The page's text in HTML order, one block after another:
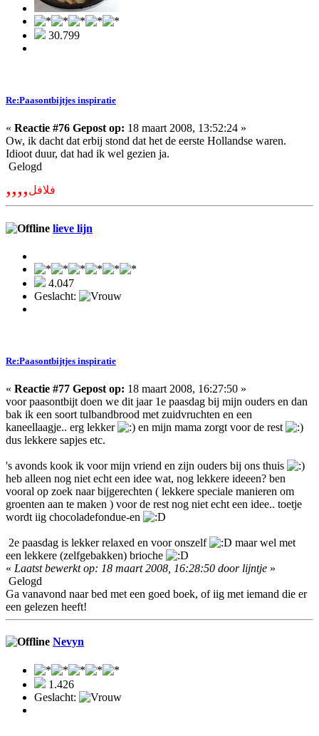
30.799
Re:Paasontbijtjes inspiratie
« Reactie #76 Gepost op: 18 maart 2008, 13:52:24 »
Ow, ik dacht dat erbij stond dat het de eerste Hollandse waren.
Idioot duur, dat had ik wel gezien ja.
Gelogd
,,,,فلافل
lieve lijn
4.047
Geslacht:
Re:Paasontbijtjes inspiratie
« Reactie #77 Gepost op: 18 maart 2008, 16:27:50 »
voor paasontbijt doen we dit jaar 1e paasdag bij mijn ouders en dan
bak ik een soort tulbandbrood met zuidvruchten en een
kaneellaagje.. erg lekker
en mijn mama zorgt voor de rest
dus lekkere sapjes etc.
's avonds kook ik voor mijn vriend en zijn ouders bij ons thuis
heb alleen nog niet echt een idee wat, nog lekkere ideeen? ben
vooral op zoek naar bijgerechten ( lekkere speciale manieren om
groenten aan te maken ) voor de rest nog niet echt een idee.. toetje
wordt iig chocoladefondue-en
2e paasdag is lekker relaxed en voor onszelf
maar wel met
een lekkere (zelfgebakken) brioche
« Laatst bewerkt op: 18 maart 2008, 16:28:50 door lijntje »
Gelogd
Ga vanavond naar bed met een goed boek, of iig met iemand die er
een gelezen heeft!
Nevyn
1.426
Geslacht: